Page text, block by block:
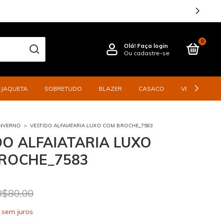
Olá! Faça login
Ou cadastre-se
0
JAQUETA SOBRETUDO BLAZER CASACO VESTIDO
> VESTIDO ALFAIATARIA LUXO COM BROCHE_7583
ALFAIATARIA LUXO
sem juros